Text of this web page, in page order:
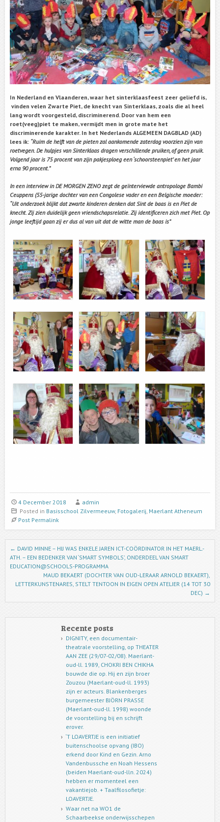
In Nederland en Vlaanderen, waar het sinterklaasfeest zeer geliefd is,
vinden velen Zwarte Piet, de knecht van Sinterklaas, zoals die al heel
lang wordt voorgesteld, discriminerend. Door van hem een
roet(veeg)piet te maken, vermijdt men in grote mate het
discriminerende karakter. In het Nederlands ALGEMEEN DAGBLAD (AD)
lees ik: “Ruim de helft van de pieten zal aankomende zaterdag voorzien zijn van
roetvegen. De hulpjes van Sinterklaas dragen verschillende pruiken, of geen pruik.
Volgend jaar is 75 procent van zijn pakjesploeg een ‘schoorsteenpiet’ en het jaar
erna 90 procent.”
In een interview in DE MORGEN ZENO zegt de geïnterviewde antropologe Bambi
Ceuppens (55-jarige dochter van een Congolese vader en een Belgische moeder:
“Uit onderzoek blijkt dat zwarte kinderen denken dat Sint de baas is en Piet de
knecht. Zij zien duidelijk geen vriendschapsrelatie. Zij identificeren zich met Piet. Op
jonge leeftijd gaan zij er dus al van uit dat de witte man de baas is”
4 December 2018
admin
Posted in Basisschool Zilvermeeuw, Fotogalerij Maerlant Atheneum
Post Permalink
Post navigation
← DAVID MINNE – HIJ WAS ENKELE JAREN ICT-COÖRDINATOR IN HET MAERL.-
ATH. – EEN BEDENKER VAN ‘SMART SYMBOLS’, ONDERDEEL VAN SMART
EDUCATION@SCHOOLS-PROGRAMMA
MAUD BEKAERT (DOCHTER VAN OUD-LERAAR ARNOLD BEKAERT),
LETTERKUNSTENARES, STELT TENTOON IN EIGEN OPEN ATELIER (14 TOT 30
DEC) →
Recente posts
DIGNITY, een documentair-
theatrale voorstelling, op THEATER
AAN ZEE (29/07-02/08). Maerlant-
oud-ll. 1989, CHOKRI BEN CHIKHA
bouwde die op. Hij en zijn broer
Zouzou (Maerlant-oud-ll. 1993)
zijn er acteurs. Blankenberges
burgemeester BJÖRN PRASSE
(Maerlant-oud-ll. 1998) woonde
de voorstelling bij en schrijft
erover.
‘T LOAVERTJE is een initiatief
buitenschoolse opvang (IBO)
erkend door Kind en Gezin. Arno
Vandenbussche en Noah Hessens
(beiden Maerlant-oud-lln. 2024)
hebben er momenteel een
vakantiejob. + Taalfilosofietje:
LOAVERTJE.
Waar net na WO1 de
Schaarbeekse onderwijsschepen